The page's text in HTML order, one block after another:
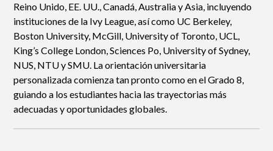
Reino Unido, EE. UU., Canadá, Australia y Asia, incluyendo
instituciones de la Ivy League, así como UC Berkeley,
Boston University, McGill, University of Toronto, UCL,
King’s College London, Sciences Po, University of Sydney,
NUS, NTU y SMU. La orientación universitaria
personalizada comienza tan pronto como en el Grado 8,
guiando a los estudiantes hacia las trayectorias más
adecuadas y oportunidades globales.